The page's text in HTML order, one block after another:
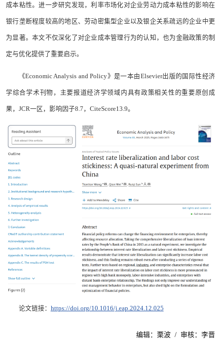
成本粘性。进一步研究发现，利率市场化对企业劳动力成本粘性的影响在
银行垄断程度较高的地区、劳动密集型企业以及银企关系疏远的企业中更
为显著。本文不仅深化了对企业成本管理行为的认知，也为金融政策的制
定与优化提供了重要启示。
《Economic Analysis and Policy》是一本由Elsevier出版的国际性经济
学综合学术刊物，主要报道经济学领域内具有政策相关性的重要原创成
果，JCR一区，影响因子8.7，CiteScore13.9。
论文链接： https://doi.org/10.1016/j.eap.2024.12.025
编辑：栗波 / 审核：李晋